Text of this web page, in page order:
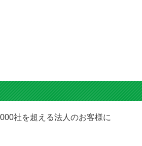
社を超える法人のお客様に